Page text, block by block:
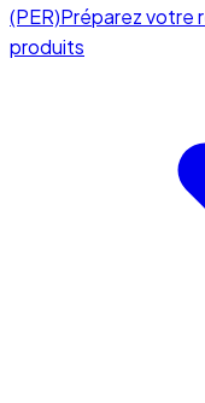
(PER)Préparez votre
produits